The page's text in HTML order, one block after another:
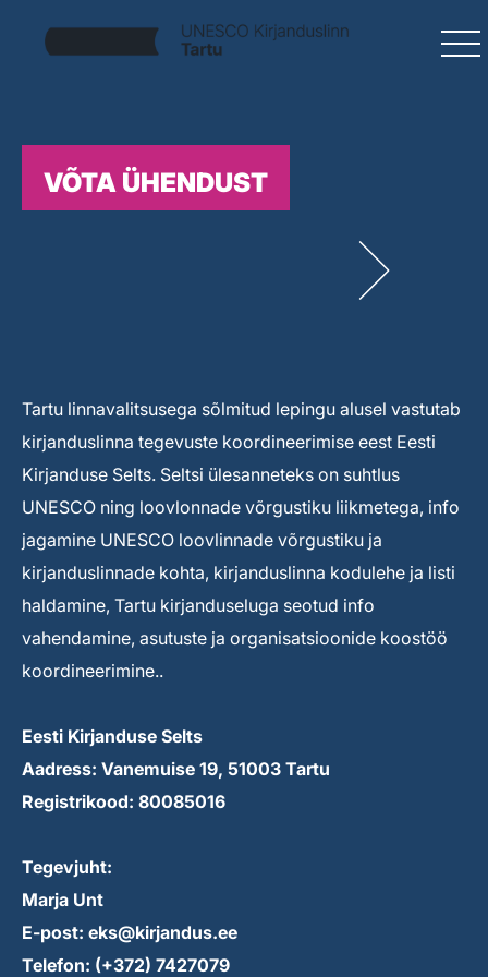
VÕTA ÜHENDUST
Tartu linnavalitsusega sõlmitud lepingu alusel vastutab
kirjanduslinna tegevuste koordineerimise eest Eesti
Kirjanduse Selts. Seltsi ülesanneteks on suhtlus
UNESCO ning loovlonnade võrgustiku liikmetega, info
jagamine UNESCO loovlinnade võrgustiku ja
kirjanduslinnade kohta, kirjanduslinna kodulehe ja listi
haldamine, Tartu kirjanduseluga seotud info
vahendamine, asutuste ja organisatsioonide koostöö
koordineerimine..
Eesti Kirjanduse Selts
Aadress: Vanemuise 19, 51003 Tartu
Registrikood: 80085016
Tegevjuht:
Marja Unt
E-post: eks@kirjandus.ee
Telefon: (+372) 7427079